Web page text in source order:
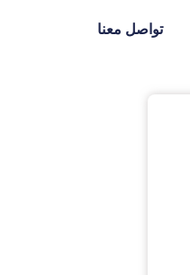
تواصل معنا